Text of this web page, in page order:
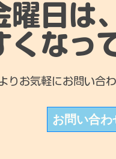
日は、
なっ
りお気軽にお問い合わ
お問い合わ